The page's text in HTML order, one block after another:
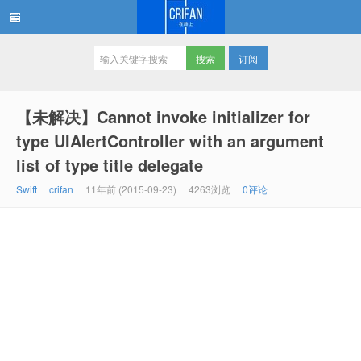
订阅
【未解决】Cannot invoke initializer for
type UIAlertController with an argument
list of type title delegate
Swift crifan 11年前 (2015-09-23) 4263浏览 0评论